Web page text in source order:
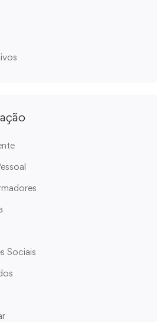
Sociais